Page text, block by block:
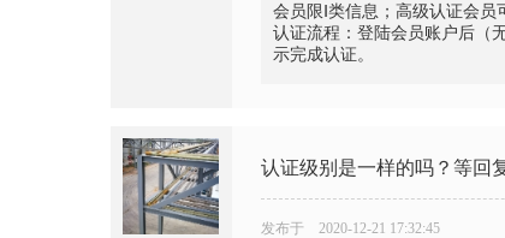
会员限Ⅰ类信息；高级认证会员
认证流程：登陆会员账户后 （
示完成认证。
认证级别是一样的吗？等回复
发布于 2020-12-21 17:32:45